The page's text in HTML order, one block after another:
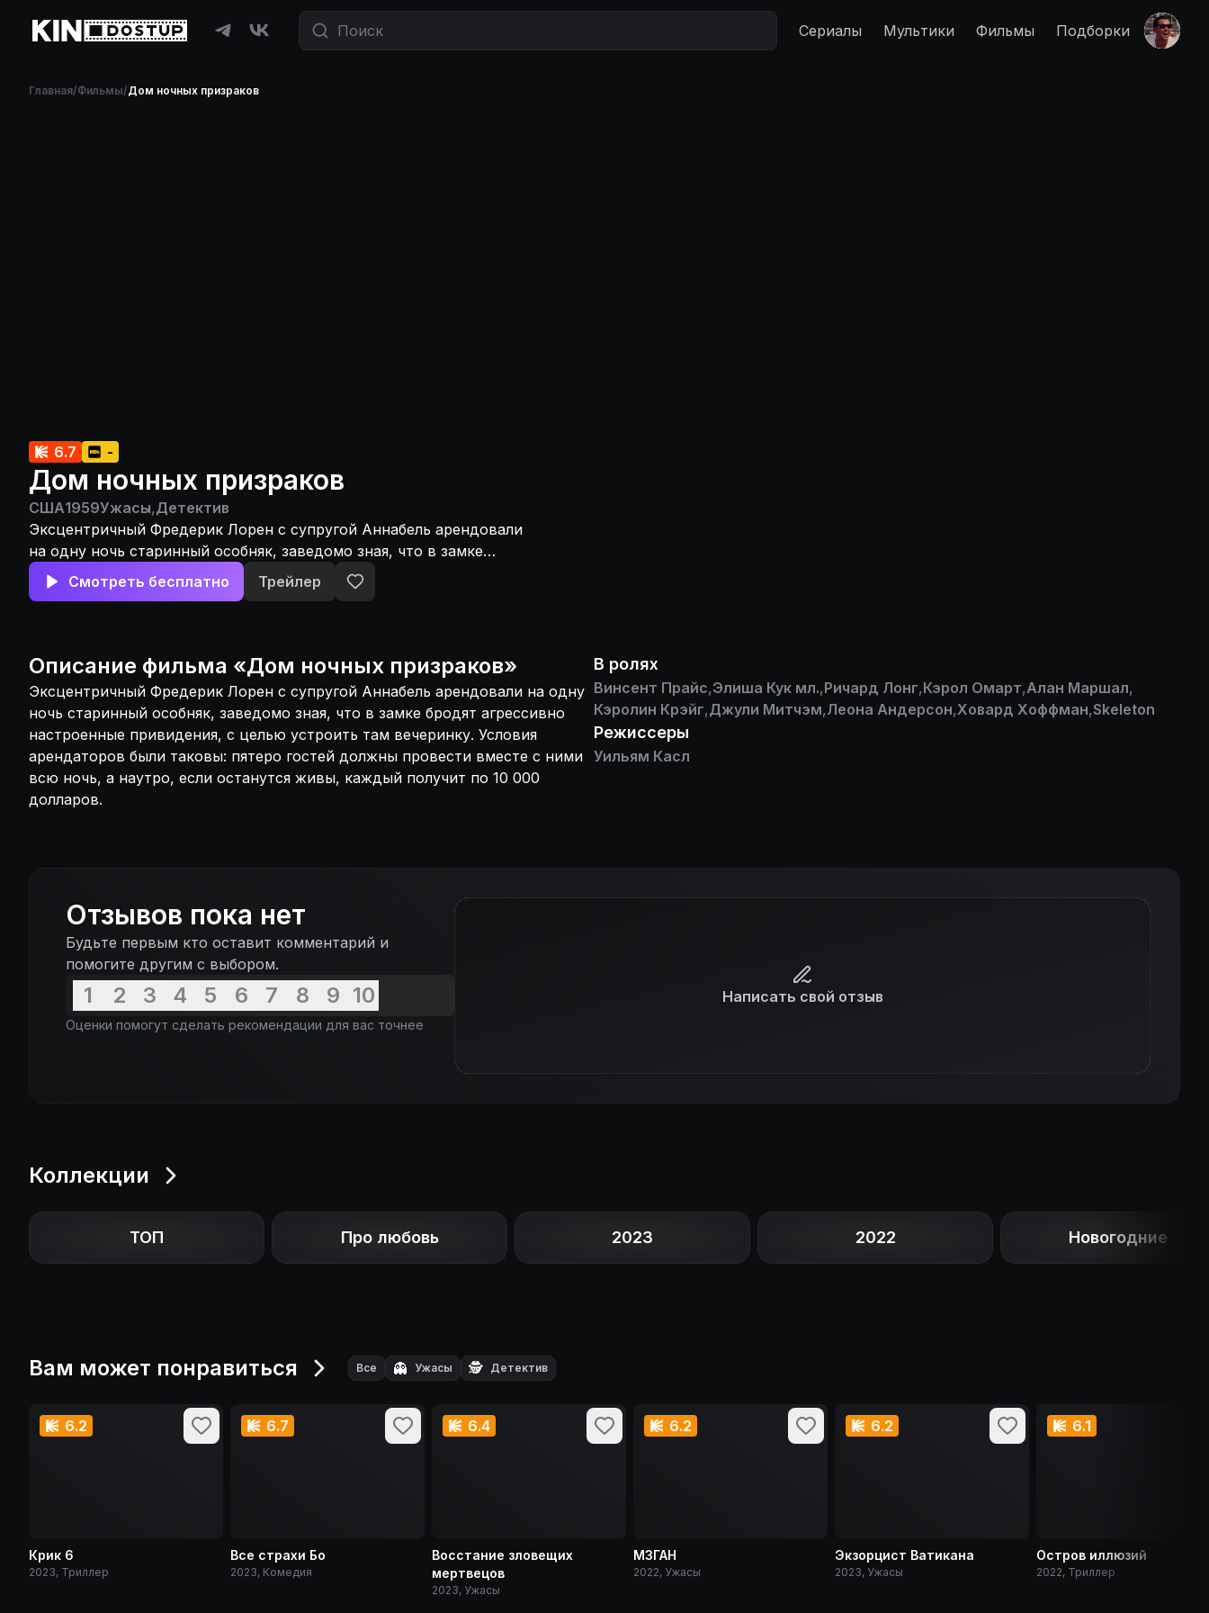
Сериалы Мультики Фильмы Подборки
Главная/Фильмы/Дом ночных призраков
6.7 -
Дом ночных призраков
США1959Ужасы,Детектив
Эксцентричный Фредерик Лорен с супругой Аннабель арендовали
на одну ночь старинный особняк, заведомо зная, что в замке
бродят агрессивно настроенные привидения, с целью устроить
там вечеринку. Условия арендаторов были таковы: пятеро гостей
Смотреть бесплатно Трейлер
Описание фильма «Дом ночных призраков»
Эксцентричный Фредерик Лорен с супругой Аннабель арендовали на одну
ночь старинный особняк, заведомо зная, что в замке бродят агрессивно
настроенные привидения, с целью устроить там вечеринку. Условия
арендаторов были таковы: пятеро гостей должны провести вместе с ними
всю ночь, а наутро, если останутся живы, каждый получит по 10 000
долларов.
В ролях
Винсент Прайс,Элиша Кук мл.,Ричард Лонг,Кэрол Омарт,Алан Маршал,
Кэролин Крэйг,Джули Митчэм,Леона Андерсон,Ховард Хоффман,Skeleton
Режиссеры
Уильям Касл
Отзывов пока нет
Будьте первым кто оставит комментарий и
помогите другим с выбором.
1 2 3 4 5 6 7 8 9 10
Оценки помогут сделать рекомендации для вас точнее
Написать свой отзыв
Коллекции
ТОП Про любовь 2023 2022 Новогодние
Вам может понравиться Все 👻 Ужасы 🕵️ Детектив
6.2
Крик 6
2023, Триллер
6.7
Все страхи Бо
2023, Комедия
6.4
Восстание зловещих
мертвецов
2023, Ужасы
6.2
М3ГАН
2022, Ужасы
6.2
Экзорцист Ватикана
2023, Ужасы
6.1
Остров иллюзий
2022, Триллер